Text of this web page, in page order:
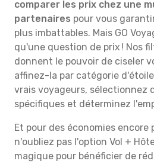
comparer les prix chez une
partenaires pour vous
plus imbattables. Mais GO
qu'une question de prix ! Nos
donnent le pouvoir de ciseler
affinez-la par catégorie
vrais voyageurs, sélectionnez
spécifiques et déterminez
Et pour des économies encore
n'oubliez pas l'option Vol +
magique pour bénéficier de